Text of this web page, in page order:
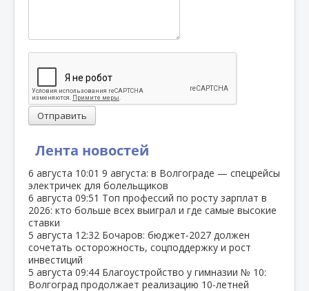
Лента новостей
6 августа 10:01 9 августа: в Волгограде — спецрейсы
электричек для болельщиков
6 августа 09:51 Топ профессий по росту зарплат в
2026: кто больше всех выиграл и где самые высокие
ставки
5 августа 12:32 Бочаров: бюджет‑2027 должен
сочетать осторожность, соцподдержку и рост
инвестиций
5 августа 09:44 Благоустройство у гимназии № 10:
Волгоград продолжает реализацию 10‑летней
Отправить